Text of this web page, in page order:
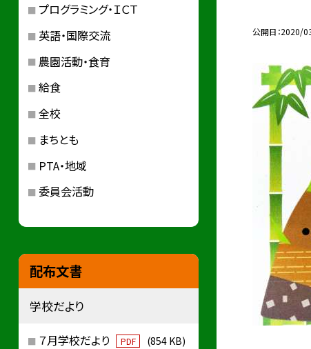
公開日 2020/
プログラミング・ＩＣＴ
英語・国際交流
農園活動・食育
給食
全校
まちとも
PTA・地域
委員会活動
配布文書
学校だより
７月学校だより PDF (854 KB)